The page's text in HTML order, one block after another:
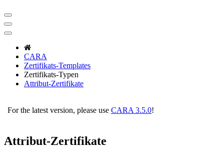
CARA
Zertifikats-Templates
Zertifikats-Typen
Attribut-Zertifikate
For the latest version, please use CARA 3.5.0!
Attribut-Zertifikate